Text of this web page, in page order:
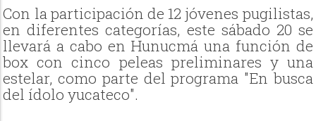
Con la participación de 12 jóvenes pugilistas,
en diferentes categorías, este sábado 20 se
llevará a cabo en Hunucmá una función de
box con cinco peleas preliminares y una
estelar, como parte del programa "En busca
del ídolo yucateco".